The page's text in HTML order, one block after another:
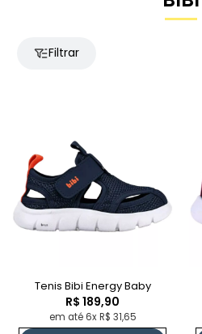
Filtrar
Tenis Bibi Energy Baby
R$ 189,90
em até 6x R$ 31,65